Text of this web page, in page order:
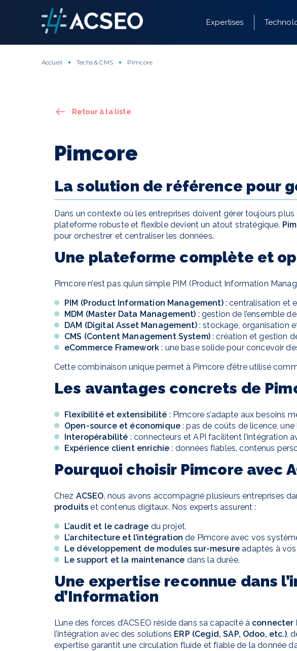
Expertises
Accueil Techs & CMS Pimcore
Retour à la liste
Pimcore
La solution de référence pour
Dans un contexte où les entreprises doivent gérer toujours
plateforme robuste et flexible devient un atout stratégique.
pour orchestrer et centraliser les données.
Une plateforme complète et
Pimcore n’est pas qu’un simple PIM (Product Information
PIM (Product Information Management): centralisation et
MDM (Master Data Management) : gestion de l’ensemble
DAM (Digital Asset Management): stockage, organisation
CMS (Content Management System): création et gestion
eCommerce Framework : une base solide pour concevoir
Cette combinaison unique permet à Pimcore d’être utilisé
Les avantages concrets de
Flexibilité et extensibilité : Pimcore s’adapte aux besoins
Open-source et économique : pas de coûts de licence,
Interopérabilité : connecteurs et API facilitent l’intégration
Expérience client enrichie : données fiables, contenus
Pourquoi choisir Pimcore avec
Chez ACSEO , nous avons accompagné plusieurs entreprises
produits et contenus digitaux. Nos experts assurent :
L’audit et le cadrage du projet,
L’architecture et l’intégration de Pimcore avec vos
Le développement de modules sur-mesure adaptés à vos
Le support et la maintenance dans la durée.
Une expertise reconnue dans
d’Information
L’une des forces d’ACSEO réside dans sa capacité à connecter
l’intégration avec des solutions ERP (Cegid, SAP, Odoo, etc.),
expertise garantit une circulation fluide et fiable de la donnée